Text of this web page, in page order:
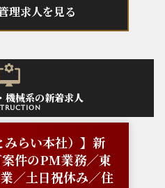
理求人を見る
機械系の新着求人
みらい本社）】新
件のPM業務／東
／土日祝休み／住